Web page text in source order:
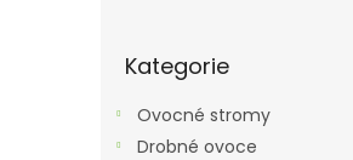
kategorie
Kategorie
Ovocné stromy
Drobné ovoce